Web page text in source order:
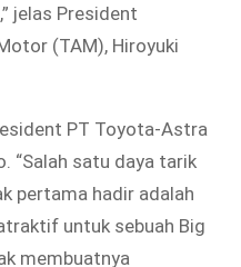
jelas President
(TAM), Hiroyuki
PT Toyota-Astra
“Salah satu daya tarik
pertama hadir adalah
untuk sebuah Big
membuatnya